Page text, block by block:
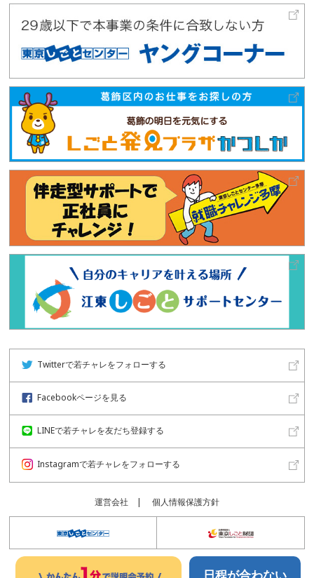
Twitterで若チャレをフォローする
Facebookページを見る
LINEで若チャレを友だち登録する
Instagramで若チャレをフォローする
運営会社 個人情報保護方針